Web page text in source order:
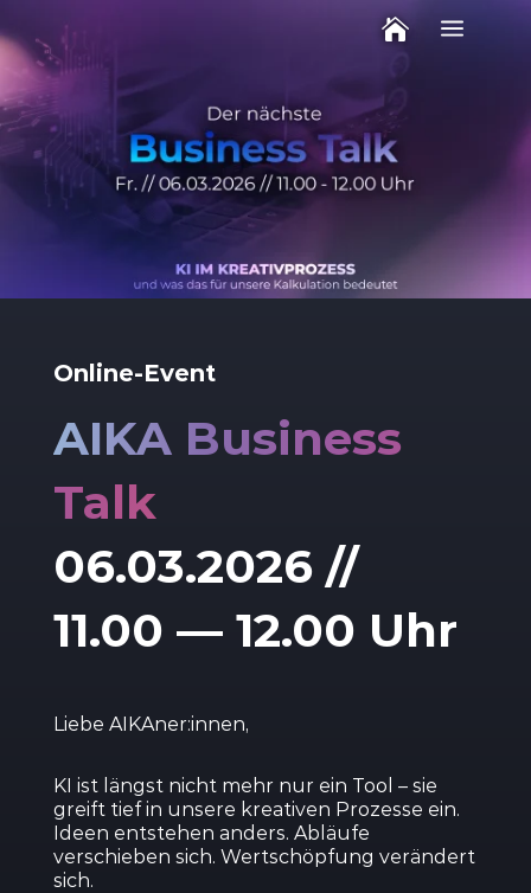
 a
Online-Event
AIKA Business
Talk
06.03.2026 //
11.00 — 12.00 Uhr
Liebe AIKAner:innen,
KI ist längst nicht mehr nur ein Tool – sie
greift tief in unsere kreativen Prozesse ein.
Ideen entstehen anders. Abläufe
verschieben sich. Wertschöpfung verändert
sich.